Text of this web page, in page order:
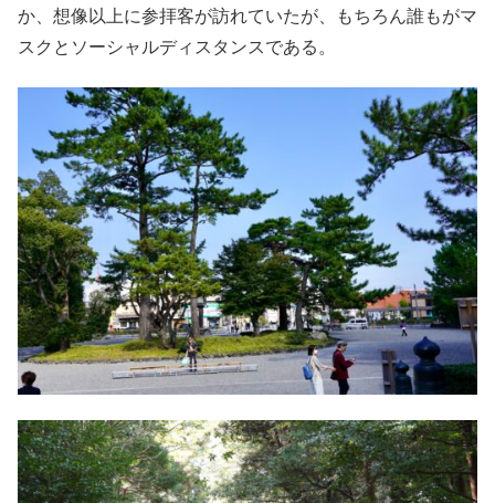
か、想像以上に参拝客が訪れていたが、もちろん誰もがマ
スクとソーシャルディスタンスである。